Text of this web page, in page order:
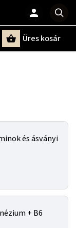
Üres kosár
és ásványi
+ B6